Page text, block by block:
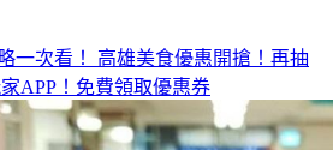
APP！免費領取優惠券